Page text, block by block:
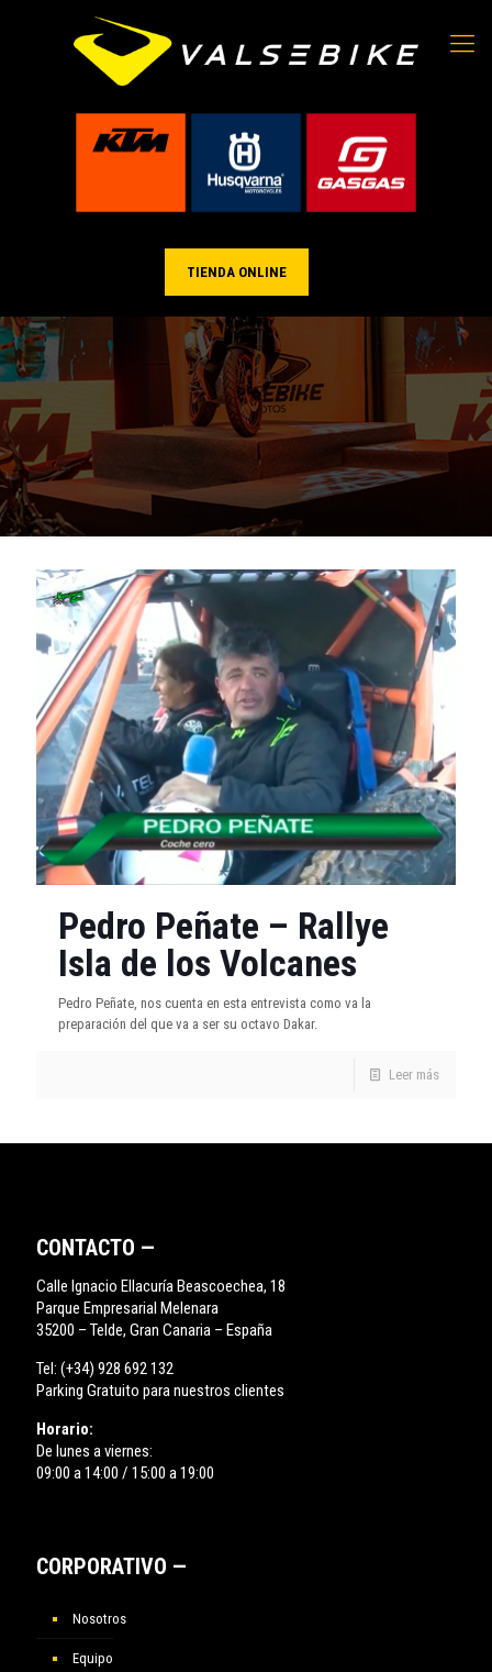
TIENDA ONLINE
Pedro Peñate – Rallye
Isla de los Volcanes
Pedro Peñate, nos cuenta en esta entrevista como va la
preparación del que va a ser su octavo Dakar.
Leer más
CONTACTO —
Calle Ignacio Ellacuría Beascoechea, 18
Parque Empresarial Melenara
35200 – Telde, Gran Canaria – España
Tel: (+34) 928 692 132
Parking Gratuito para nuestros clientes
Horario:
De lunes a viernes:
09:00 a 14:00 / 15:00 a 19:00
CORPORATIVO —
Nosotros
Equipo